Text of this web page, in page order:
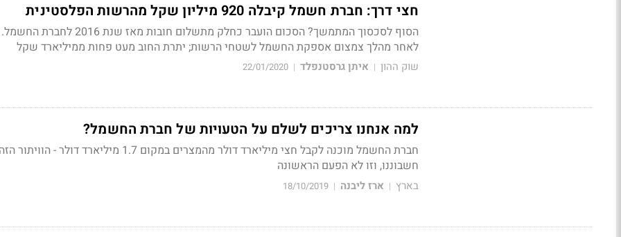
חצי דרך: חברת חשמל קיבלה 920 מיליון שקל מהרשות הפלסטינית
הסוף לסכסוך המתמשך? הסכום הועבר כחלק מתשלום חובות מאז שנת
לאחר מהלך צמצום אספקת החשמל לשטחי הרשות; יתרת החוב מעט פחות ממיליארד שקל
שוק ההון | איתן גרסטנפלד |
22/01/2020
למה אנחנו צריכים לשלם על הטעויות של חברת החשמל?
חברת החשמל מוכנה לקבל חצי מיליארד דולר מהמצרים במקום 1.7 מיליארד דולר -
חשבוננו, וזו לא הפעם הראשונה
בארץ | ארז ליבנה |
18/10/2019